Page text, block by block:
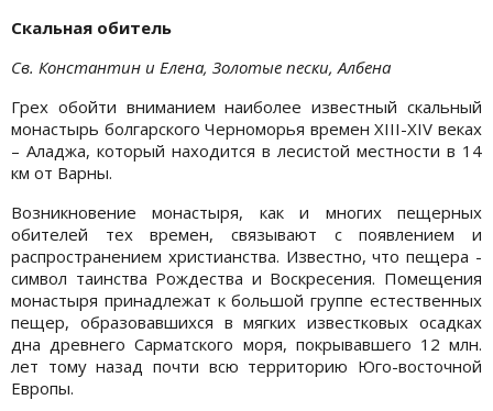
Скальная обитель
Св. Константин и Елена, Золотые пески, Албена
Грех обойти вниманием наиболее известный скальный
монастырь болгарского Черноморья времен XIII-XIV веках
– Аладжа, который находится в лесистой местности в 14
км от Варны.
Возникновение монастыря, как и многих пещерных
обителей тех времен, связывают с появлением и
распространением христианства. Известно, что пещера -
символ таинства Рождества и Воскресения. Помещения
монастыря принадлежат к большой группе естественных
пещер, образовавшихся в мягких известковых осадках
дна древнего Сарматского моря, покрывавшего 12 млн.
лет тому назад почти всю территорию Юго-восточной
Европы.